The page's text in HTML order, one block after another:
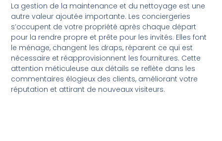
La gestion de la maintenance et du nettoyage est une
autre valeur ajoutée importante. Les conciergeries
s’occupent de votre propriété après chaque départ
pour la rendre propre et prête pour les invités. Elles font
le ménage, changent les draps, réparent ce qui est
nécessaire et réapprovisionnent les fournitures. Cette
attention méticuleuse aux détails se reflète dans les
commentaires élogieux des clients, améliorant votre
réputation et attirant de nouveaux visiteurs.